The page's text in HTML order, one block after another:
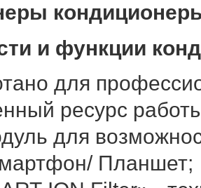
и функции
для
ресурс
для
Планшет;